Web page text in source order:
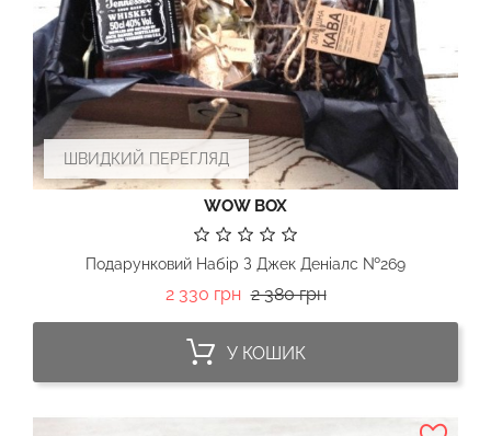
ШВИДКИЙ ПЕРЕГЛЯД
WOW BOX
Подарунковий Набір З Джек Деніалс №269
2 330 грн Базова
2 380 грнЦіна
У КОШИК